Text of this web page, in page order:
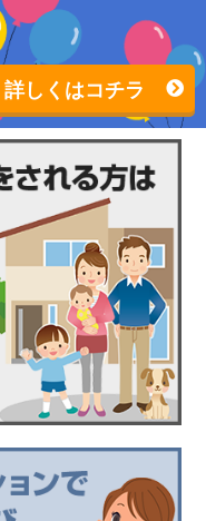
詳しくはコチラ